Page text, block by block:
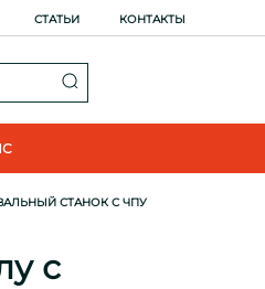
СТАТЬИ КОНТАКТЫ
СТАНОК С ЧПУ
с